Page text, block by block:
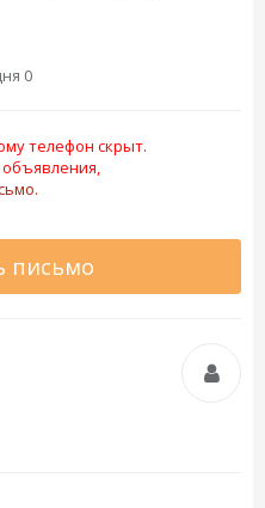
0
телефон скрыт.
письмо